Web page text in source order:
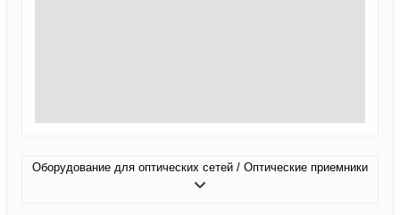
Оборудование для оптических сетей / Оптические приемники